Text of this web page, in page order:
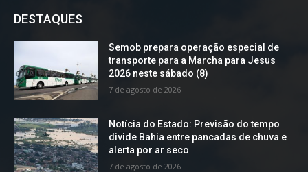
DESTAQUES
Semob prepara operação especial de
transporte para a Marcha para Jesus
2026 neste sábado (8)
7 de agosto de 2026
Notícia do Estado: Previsão do tempo
divide Bahia entre pancadas de chuva e
alerta por ar seco
7 de agosto de 2026